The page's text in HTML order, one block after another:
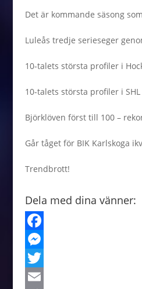
Det är kommande säsong
Luleås tredje serieseger
10-talets största profiler i
10-talets största profiler i SHL
Björklöven först till 100 –
Går tåget för BIK Karlskoga
Trendbrott!
Dela med dina vänner:
F
a
c
M
eT